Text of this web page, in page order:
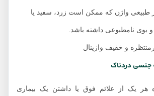
واژن که ممکن است زرد، سفید یا
نامطبوعی داشته باشد.
و خفیف واژینال
دردناک
از علائم فوق یا داشتن یک بیماری